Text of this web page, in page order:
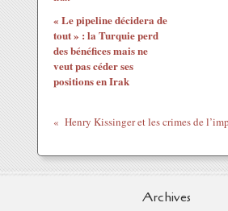
« Le pipeline décidera de
tout » : la Turquie perd
des bénéfices mais ne
veut pas céder ses
positions en Irak
Archives